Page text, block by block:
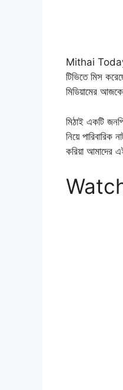
Mithai
টিভিতে মিস
মিডিয়ামের
মিঠাই একটি
নিয়ে পারিবারিক
করিয়া আমাদের